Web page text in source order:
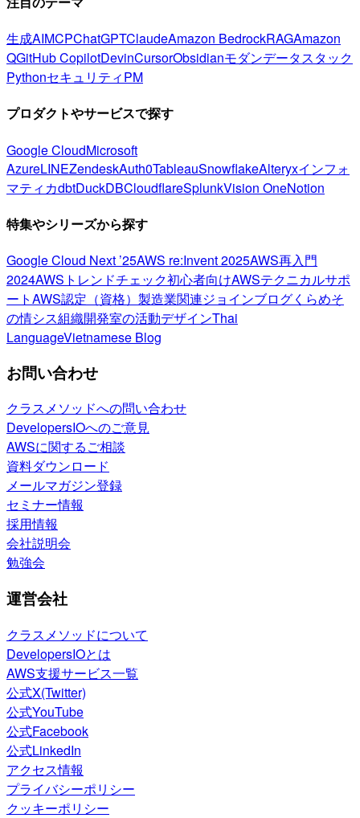
生成AIMCPChatGPTClaudeAmazon BedrockRAGAmazon
QGitHub CopilotDevinCursorObsidianモダンデータスタック
PythonセキュリティPM
プロダクトやサービスで探す
Google CloudMicrosoft
AzureLINEZendeskAuth0TableauSnowflakeAlteryxインフォ
マティカdbtDuckDBCloudflareSplunkVision OneNotion
特集やシリーズから探す
Google Cloud Next ’25AWS re:Invent 2025AWS再入門
2024AWSトレンドチェック初心者向けAWSテクニカルサポ
ートAWS認定（資格） 製造業関連ジョインブログくらめそ
の情シス組織開発室の活動デザインThai
LanguageVietnamese Blog
お問い合わせ
クラスメソッドへの問い合わせ
DevelopersIOへのご意見
AWSに関するご相談
資料ダウンロード
メールマガジン登録
セミナー情報
採用情報
会社説明会
勉強会
運営会社
クラスメソッドについて
DevelopersIOとは
AWS支援サービス一覧
公式X(Twitter)
公式YouTube
公式Facebook
公式LinkedIn
アクセス情報
プライバシーポリシー
クッキーポリシー